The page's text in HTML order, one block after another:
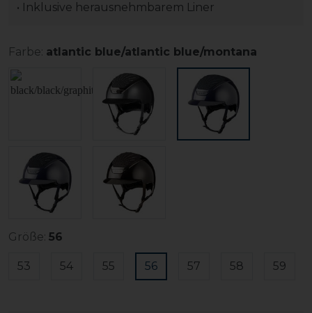
• Inklusive herausnehmbarem Liner
Farbe: atlantic blue/atlantic blue/montana
Größe: 56
53 54 55 56 57 58 59